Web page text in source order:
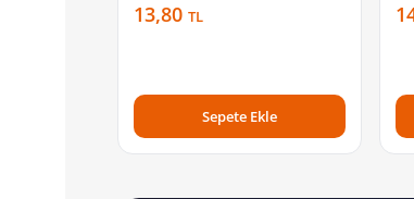
13,80 TL
Sepete Ekle